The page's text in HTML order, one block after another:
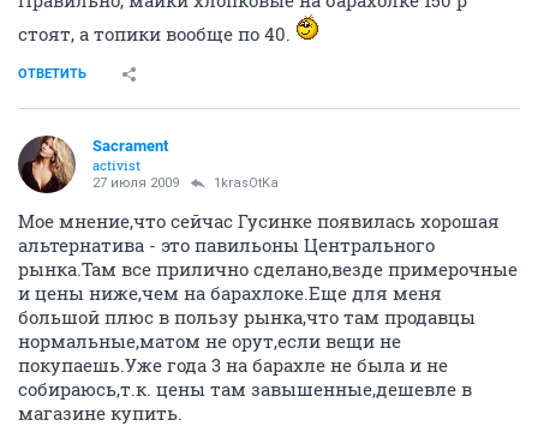
стоят, а топики вообще по 40.
ОТВЕТИТЬ
Sacrament
activist
27 июля 2009 1krasOtKa
Мое мнение,что сейчас Гусинке появилась хорошая
альтернатива - это павильоны Центрального
рынка.Там все прилично сделано,везде примерочные
и цены ниже,чем на барахлоке.Еще для меня
большой плюс в пользу рынка,что там продавцы
нормальные,матом не орут,если вещи не
покупаешь.Уже года 3 на барахле не была и не
собираюсь,т.к. цены там завышенные,дешевле в
магазине купить.